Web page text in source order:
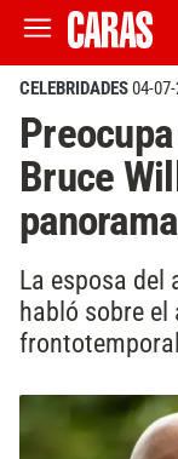
CELEBRIDADES04-
Bruce
panorama
La esposa del
habló sobre el